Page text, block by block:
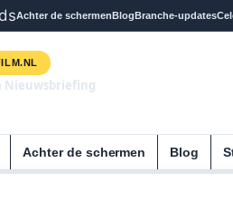
Achter de schermenBlogBranche-updates
Nieuwsbriefing
Achter de schermen Blog